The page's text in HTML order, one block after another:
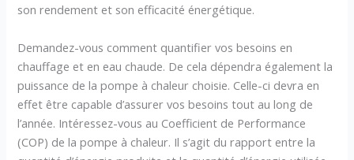
son rendement et son efficacité énergétique.
Demandez-vous comment quantifier vos besoins en
chauffage et en eau chaude. De cela dépendra également la
puissance de la pompe à chaleur choisie. Celle-ci devra en
effet être capable d’assurer vos besoins tout au long de
l’année. Intéressez-vous au Coefficient de Performance
(COP) de la pompe à chaleur. Il s’agit du rapport entre la